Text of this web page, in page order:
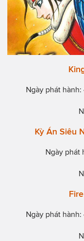
Ngày phát
Kỳ Án Siêu
Ngày phát
Ngày phát